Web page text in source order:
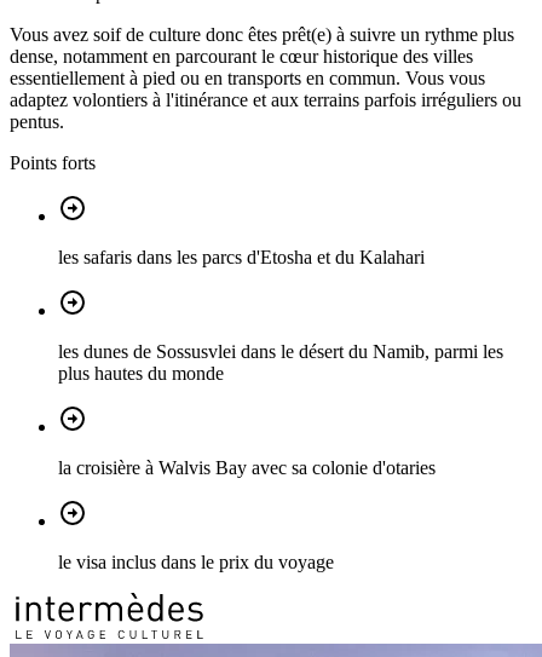
Vous avez soif de culture donc êtes prêt(e) à suivre un rythme plus
dense, notamment en parcourant le cœur historique des villes
essentiellement à pied ou en transports en commun. Vous vous
adaptez volontiers à l'itinérance et aux terrains parfois irréguliers ou
pentus.
Points forts
les safaris dans les parcs d'Etosha et du Kalahari
les dunes de Sossusvlei dans le désert du Namib, parmi les
plus hautes du monde
la croisière à Walvis Bay avec sa colonie d'otaries
le visa inclus dans le prix du voyage